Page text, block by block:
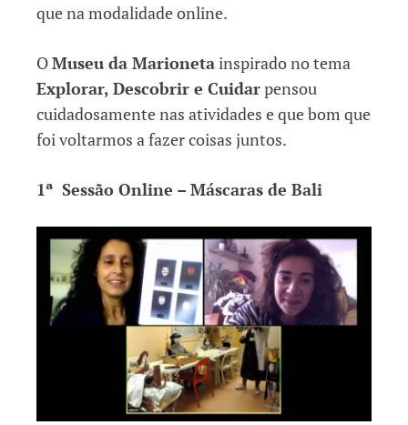
que na modalidade online.
OMuseu da Marionetainspirado no tema
Explorar, Descobrir e Cuidarpensou
cuidadosamente nas atividades e que bom que
foi voltarmos a fazer coisas juntos.
1ª Sessão Online – Máscaras de Bali